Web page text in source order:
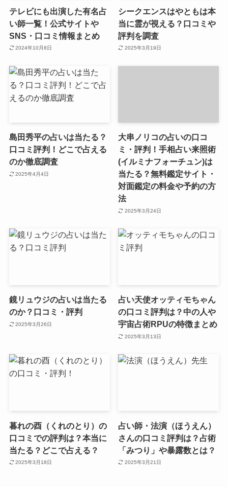
テレビにも出演した有名占
い師一覧！公式サイトや
SNS・口コミ情報まとめ
2024年10月8日
シークエンスはやともは本
当に霊が視える？口コミや
評判を調査
2025年3月19日
島田秀平の占いは当たる？
口コミ評判！どこで占える
のか徹底調査
2025年4月4日
大串ノリコの占いの口コ
ミ・評判！手相占い来照術
(イルミナフォーチュン)は
当たる？無料鑑定サイト・
対面鑑定の料金や予約の方
法
2025年3月24日
鏡リュウジの占いは当たる
のか？口コミ・評判
2025年3月26日
占い天使オッティモちゃん
の口コミ評判は？中の人や
宇宙占術RPUの特徴まとめ
2025年3月13日
暮れの酉（くれのとり）の
口コミでの評判は？本当に
当たる？どこで占える？
2025年3月18日
占い師・法演（ほうえん）
さんの口コミ評判は？占術
「みつり」や暴露数とは？
2025年3月21日